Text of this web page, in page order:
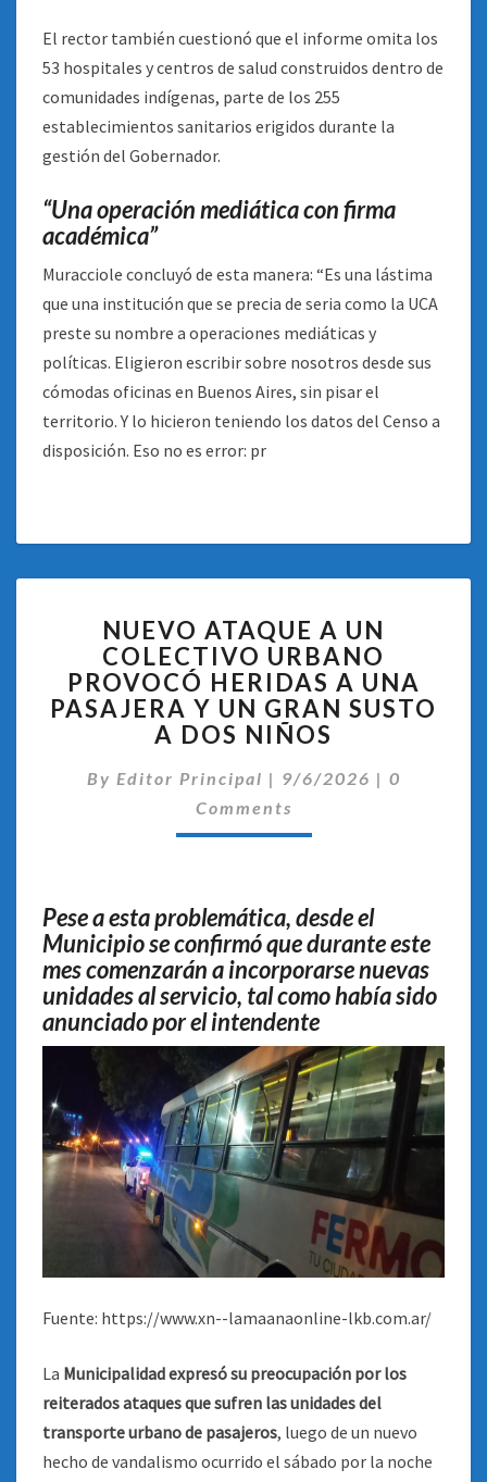
El rector también cuestionó que el informe omita los
53 hospitales y centros de salud construidos dentro de
comunidades indígenas, parte de los 255
establecimientos sanitarios erigidos durante la
gestión del Gobernador.
“Una operación mediática con firma
académica”
Muracciole concluyó de esta manera: “Es una lástima
que una institución que se precia de seria como la UCA
preste su nombre a operaciones mediáticas y
políticas. Eligieron escribir sobre nosotros desde sus
cómodas oficinas en Buenos Aires, sin pisar el
territorio. Y lo hicieron teniendo los datos del Censo a
disposición. Eso no es error: pr
ATAQUE
A
UN
COLECTIVO
URBANO
PROVOCÓ
HERIDAS
GRAN
SUSTO
A
DOS
NIÑOS
NUEVO ATAQUE A UN
COLECTIVO URBANO
PROVOCÓ HERIDAS A UNA
PASAJERA Y UN GRAN SUSTO
A DOS NIÑOS
By Editor Principal | 9/6/2026 | 0
Comments
Pese a esta problemática, desde el
Municipio se confirmó que durante este
mes comenzarán a incorporarse nuevas
unidades al servicio, tal como había sido
anunciado por el intendente
Fuente: https://www.xn--lamaanaonline-lkb.com.ar/
La Municipalidad expresó su preocupación por los
reiterados ataques que sufren las unidades del
transporte urbano de pasajeros, luego de un nuevo
hecho de vandalismo ocurrido el sábado por la noche